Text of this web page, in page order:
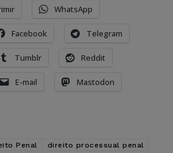
WhatsApp
Facebook Telegram
Tumblr Reddit
E-mail Mastodon
Penal
direito processual penal